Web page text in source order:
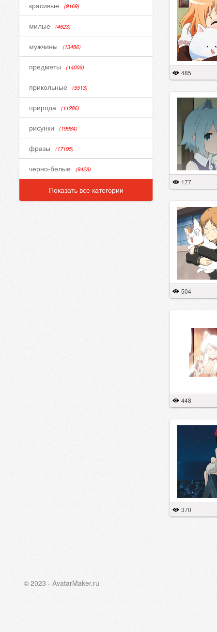
красивые (9169)
милые (4623)
мужчины (13486)
предметы (14006)
прикольные (5513)
природа (11286)
рисунки (19984)
фразы (17195)
черно-белые (9428)
Показать все категории
485
177
504
448
370
© 2023 - AvatarMaker.ru